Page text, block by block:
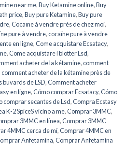
near me,Buy Ketamine online,Buy
price,Buy pure Ketamine,Buy pure
,Cocaïne à vendre près de chez moi,
pure à vendre,cocaïne pure à vendre
en ligne,Come acquistare Ecsatacy,
,Come acquistare i blotter Lsd,
acheter de la kétamine,comment
comment acheter de la kétamine près de
buvards de LSD,Comment acheter
en ligne,Cómo comprar Ecsatacy,Cómo
comprar secantes de Lsd,Compra Ecstasy
K-2 SpiceS vicino a me,Comprar 3MMC,
3MMC en línea,Comprar 3MMC
4MMC cerca de mí,Comprar 4MMC en
Anfetamina,Comprar Anfetamina